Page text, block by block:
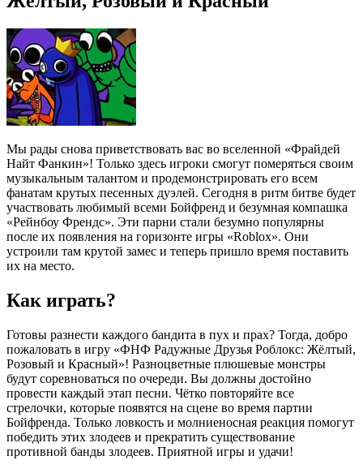
Мы рады снова приветствовать вас во вселенной «Фрайдей
Найт Фанкин»! Только здесь игроки смогут померяться своим
музыкальным талантом и продемонстрировать его всем
фанатам крутых песенных дуэлей. Сегодня в ритм битве будет
участвовать любимый всеми Бойфренд и безумная компашка
«Рейнбоу Френдс». Эти парни стали безумно популярны
после их появления на горизонте игры «Roblox». Они
устроили там крутой замес и теперь пришло время поставить
их на место.
Как играть?
Готовы разнести каждого бандита в пух и прах? Тогда, добро
пожаловать в игру «ФНФ Радужные Друзья Роблокс: Жёлтый,
Розовый и Красный»! Разноцветные плюшевые монстры
будут соревноваться по очереди. Вы должны достойно
провести каждый этап песни. Чётко повторяйте все
стрелочки, которые появятся на сцене во время партии
Бойфренда. Только ловкость и молниеносная реакция помогут
победить этих злодеев и прекратить существование
противной банды злодеев. Приятной игры и удачи!